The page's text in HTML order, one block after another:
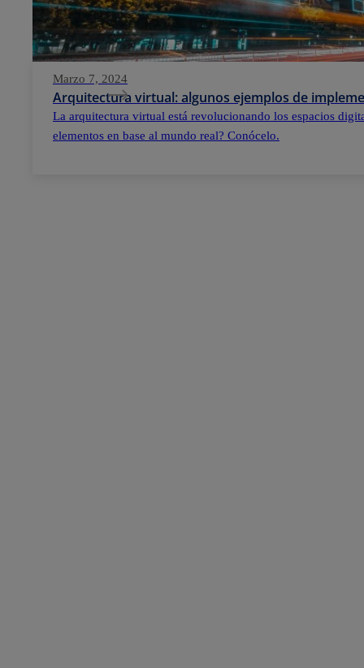
Marzo 7, 2024
Arquitectura virtual: algunos ejemplos de
La arquitectura virtual está revolucionando los espacios
elementos en base al mundo real? Conócelo.